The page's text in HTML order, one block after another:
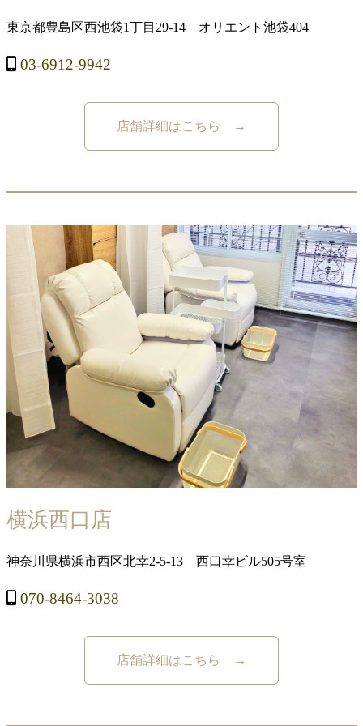
東京都豊島区西池袋1丁目29-14 オリエント池袋404
03-6912-9942
店舗詳細はこちら →
横浜西口店
神奈川県横浜市西区北幸2-5-13 西口幸ビル505号室
070-8464-3038
店舗詳細はこちら →